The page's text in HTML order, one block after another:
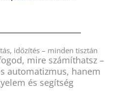
időzítés – minden tisztán
mire számíthatsz –
automatizmus, hanem
és segítség